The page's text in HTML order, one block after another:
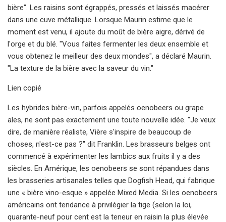
bière". Les raisins sont égrappés, pressés et laissés macérer
dans une cuve métallique. Lorsque Maurin estime que le
moment est venu, il ajoute du moût de bière aigre, dérivé de
l'orge et du blé. "Vous faites fermenter les deux ensemble et
vous obtenez le meilleur des deux mondes", a déclaré Maurin.
"La texture de la bière avec la saveur du vin."
Lien copié
Les hybrides bière-vin, parfois appelés oenobeers ou grape
ales, ne sont pas exactement une toute nouvelle idée. "Je veux
dire, de manière réaliste, Vière s'inspire de beaucoup de
choses, n'est-ce pas ?" dit Franklin. Les brasseurs belges ont
commencé à expérimenter les lambics aux fruits il y a des
siècles. En Amérique, les oenobeers se sont répandues dans
les brasseries artisanales telles que Dogfish Head, qui fabrique
une « bière vino-esque » appelée Mixed Media. Si les oenobeers
américains ont tendance à privilégier la tige (selon la loi,
quarante-neuf pour cent est la teneur en raisin la plus élevée